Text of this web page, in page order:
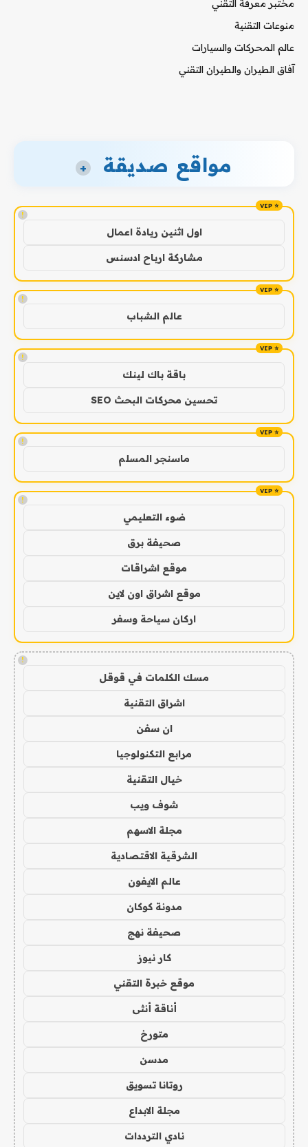
مختبر معرفة التقني
منوعات التقنية
عالم المحركات والسيارات
آفاق الطيران والطيران التقني
مواقع صديقة +
!
اول اثنين ريادة اعمال
مشاركة ارباح ادسنس
!
عالم الشباب
!
باقة باك لينك
تحسين محركات البحث SEO
!
ماسنجر المسلم
!
ضوء التعليمي
صحيفة برق
موقع اشراقات
موقع اشراق اون لاين
اركان سياحة وسفر
!
مسك الكلمات في قوقل
اشراق التقنية
ان سفن
مرابع التكنولوجيا
خيال التقنية
شوف ويب
مجلة الاسهم
الشرقية الاقتصادية
عالم الايفون
مدونة كوكان
صحيفة نهج
كار نيوز
موقع خبرة التقني
أناقة أنثى
متورخ
مدسن
روتانا تسويق
مجلة الابداع
نادي الترددات